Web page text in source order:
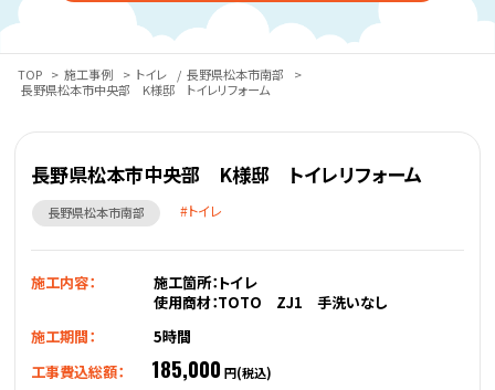
TOP > 施工事例 > トイレ / 長野県松本市南部
>
長野県松本市中央部 K様邸 トイレリフォーム
長野県松本市中央部 K様邸 トイレリフォーム
長野県松本市南部 トイレ
施工内容：
施工箇所：トイレ
使用商材：TOTO ZJ1 手洗いなし
施工期間：
5時間
工事費込総額：
185,000 円(税込)